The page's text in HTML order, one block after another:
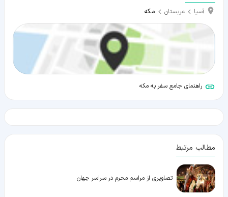
آسیا عربستان مکه
راهنمای جامع سفر به مکه
مطالب مرتبط
تصاویری از مراسم محرم در سراسر جهان